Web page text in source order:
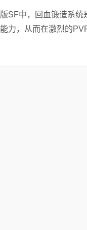
中，回血锻造系统
力，从而在激烈的